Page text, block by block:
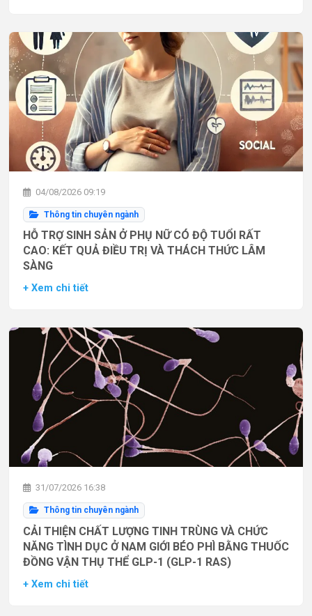
04/08/2026 09:19
Thông tin chuyên ngành
HỖ TRỢ SINH SẢN Ở PHỤ NỮ CÓ ĐỘ TUỔI RẤT
CAO: KẾT QUẢ ĐIỀU TRỊ VÀ THÁCH THỨC LÂM
SÀNG
+ Xem chi tiết
31/07/2026 16:38
Thông tin chuyên ngành
CẢI THIỆN CHẤT LƯỢNG TINH TRÙNG VÀ CHỨC
NĂNG TÌNH DỤC Ở NAM GIỚI BÉO PHÌ BẰNG THUỐC
ĐỒNG VẬN THỤ THỂ GLP-1 (GLP-1 RAS)
+ Xem chi tiết